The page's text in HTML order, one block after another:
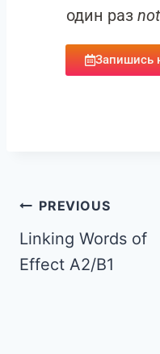
один раз
Запишись
PREVIOUS
Linking Words of
Effect A2/B1